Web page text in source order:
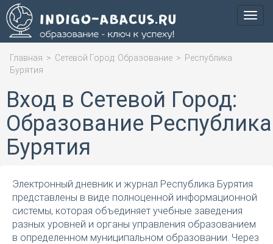
Меню
Главная > Сетевой Город: Образование > Республика
Бурятия
Вход в Сетевой Город:
Образование Республика
Бурятия
Электронный дневник и журнал Республика Бурятия
представлены в виде полноценной информационной
системы, которая объединяет учебные заведения
разных уровней и органы управления образованием
в определенном муниципальном образовании. Через